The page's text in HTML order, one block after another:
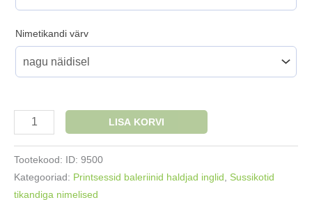
Nimetikandi värv
Nimega
sussikott
LISA KORVI
Tootekood: ID: 9500
Kategooriad: Printsessid baleriinid haldjad inglid
Sussikotid
tikandiga nimelised